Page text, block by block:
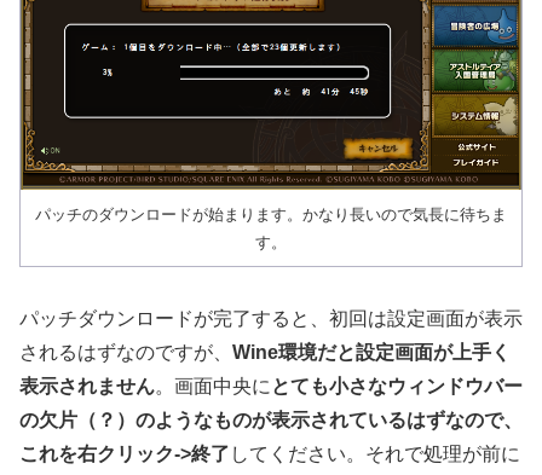
パッチのダウンロードが始まります。かなり長いので気長に待ちま
す。
パッチダウンロードが完了すると、初回は設定画面が表示
されるはずなのですが、 Wine環境だと設定画面が上手く
表示されません。画面中央に とても小さなウィンドウバー
の欠片（？）のようなものが表示されているはずなので、
これを右クリック->終了 してください。それで処理が前に